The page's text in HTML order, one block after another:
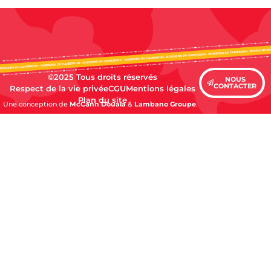
©2025 Tous droits réservés
Respect de la vie privéeCGUMentions légales
Plan du site
NOUS
CONTACTER
Une conception de McCann Douala& Lambano Groupe.